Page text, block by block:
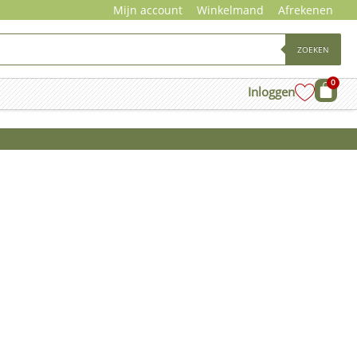
Mijn account Winkelmand Afrekenen
ZOEKEN
Inloggen
0